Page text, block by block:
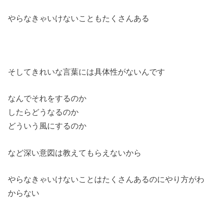
やらなきゃいけないこともたくさんある
そしてきれいな言葉には具体性がないんです
なんでそれをするのか
したらどうなるのか
どういう風にするのか
など深い意図は教えてもらえないから
やらなきゃいけないことはたくさんあるのにやり方がわ
からない